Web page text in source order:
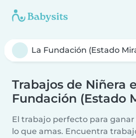
Trabajos de Niñera
Fundación (Estado
El trabajo perfecto para
lo que amas. Encuentra